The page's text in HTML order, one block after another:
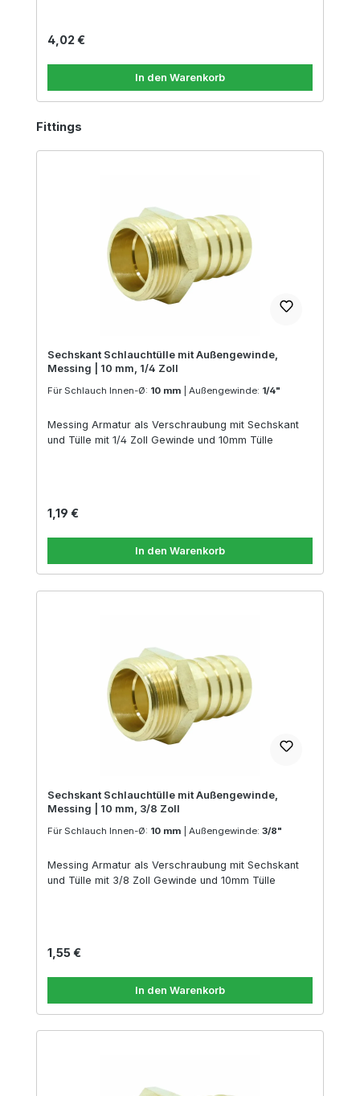
Regulärer Preis:
4,02 €
In den Warenkorb
Produktgalerie überspringen
Fittings
Sechskant Schlauchtülle mit Außengewinde,
Messing | 10 mm, 1/4 Zoll
Für Schlauch Innen-Ø: 10 mm Außengewinde: 1/4"
Messing Armatur als Verschraubung mit Sechskant
und Tülle mit 1/4 Zoll Gewinde und 10mm Tülle
Regulärer Preis:
1,19 €
In den Warenkorb
Sechskant Schlauchtülle mit Außengewinde,
Messing | 10 mm, 3/8 Zoll
Für Schlauch Innen-Ø: 10 mm Außengewinde: 3/8"
Messing Armatur als Verschraubung mit Sechskant
und Tülle mit 3/8 Zoll Gewinde und 10mm Tülle
Regulärer Preis:
1,55 €
In den Warenkorb